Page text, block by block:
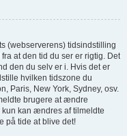
(webserverens) tidsindstilling
at den tid du ser er rigtig. Det
den du selv er i. Hvis det er
hvilken tidszone du
Paris, New York, Sydney, osv.
brugere at ændre
kan ændres af tilmeldte
på tide at blive det!